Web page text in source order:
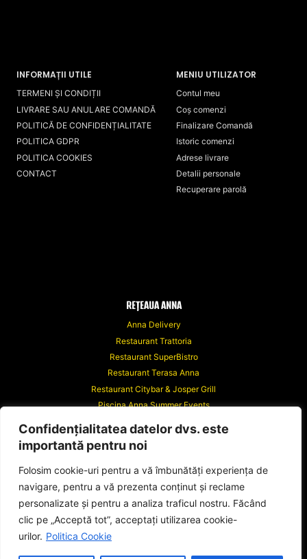
Confidențialitatea datelor dvs. este
importantă pentru noi
Folosim cookie-uri pentru a vă îmbunătăți experiența de
navigare, pentru a vă prezenta conținut și reclame
personalizate și pentru a analiza traficul nostru. Făcând
clic pe „Acceptă tot”, acceptați utilizarea cookie-
urilor. Politica Cookie
Opțiunile
pot
fi
alese
în
Opțiunile
alese
produsului.
INFORMAȚII UTILE
TERMENI ȘI CONDIȚII
LIVRARE SAU ANULARE COMANDĂ
POLITICĂ DE CONFIDENȚIALITATE
POLITICA GDPR
POLITICA COOKIES
CONTACT
MENIU UTILIZATOR
Contul meu
Coș comenzi
Finalizare Comandă
Istoric comenzi
Adrese livrare
Detalii personale
Recuperare parolă
REȚEAUA ANNA
Anna Delivery
Restaurant Trattoria
Restaurant SuperBistro
Restaurant Terasa Anna
Restaurant Citybar & Josper Grill
Piscina Anna Summer Events
Riviera Events
Hotel Anna
Hotel Anna Junior